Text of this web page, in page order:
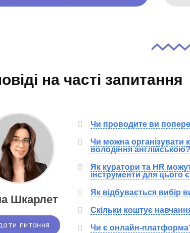
на часті запитання
Шкарлет
питання
Чи проводите ви
Чи можна організувати
володіння англійською?
Як куратори та HR
інструменти для цього
Як відбувається вибір
Скільки коштує
Чи є онлайн-